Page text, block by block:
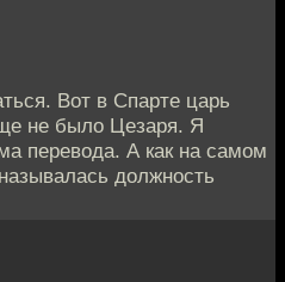
Вот в Спарте царь
не было Цезаря. Я
перевода. А как на самом
должность